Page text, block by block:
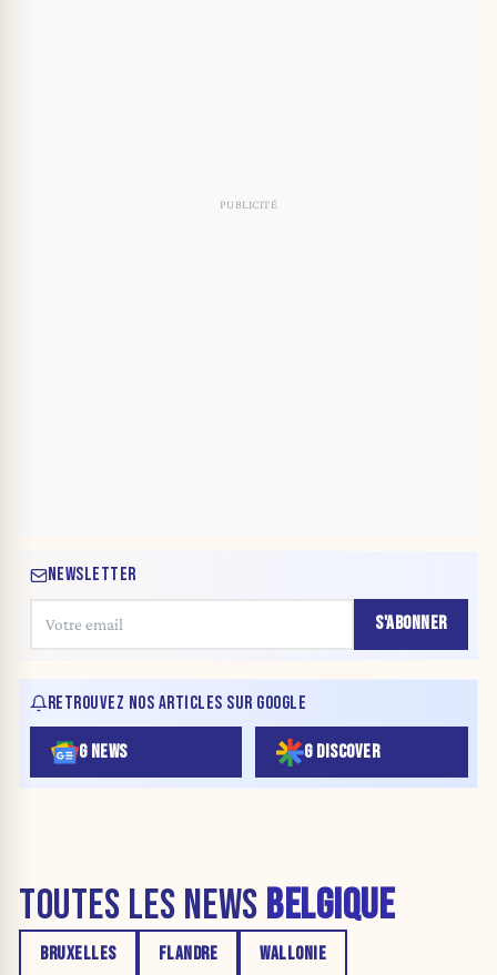
NEWSLETTER
S'ABONNER
RETROUVEZ NOS ARTICLES SUR GOOGLE
G NEWS G DISCOVER
TOUTES LES NEWS BELGIQUE
BRUXELLES FLANDRE WALLONIE